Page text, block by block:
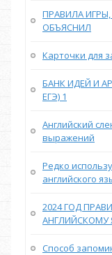
ПРАВИЛА
ОБЪЯСНИЛ
Карточки для
БАНК ИДЕЙ И
ЕГЭ) 1
Английский
выражений
Редко
английского
2024 ГОД
АНГЛИЙСКОМУ
Способ